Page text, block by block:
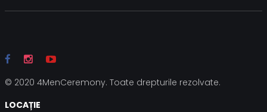
© 2020 4MenCeremony. Toate drepturile rezolvate.
LOCAȚIE